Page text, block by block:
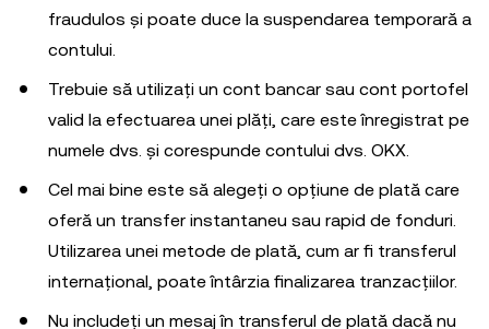
fraudulos și poate duce la suspendarea temporară a
contului.
Trebuie să utilizați un cont bancar sau cont portofel
valid la efectuarea unei plăți, care este înregistrat pe
numele dvs. și corespunde contului dvs. OKX.
Cel mai bine este să alegeți o opțiune de plată care
oferă un transfer instantaneu sau rapid de fonduri.
Utilizarea unei metode de plată, cum ar fi transferul
internațional, poate întârzia finalizarea tranzacțiilor.
Nu includeți un mesaj în transferul de plată dacă nu